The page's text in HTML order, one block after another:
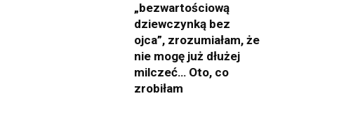
„bezwartościową
dziewczynką bez
ojca”, zrozumiałam, że
nie mogę już dłużej
milczeć… Oto, co
zrobiłam